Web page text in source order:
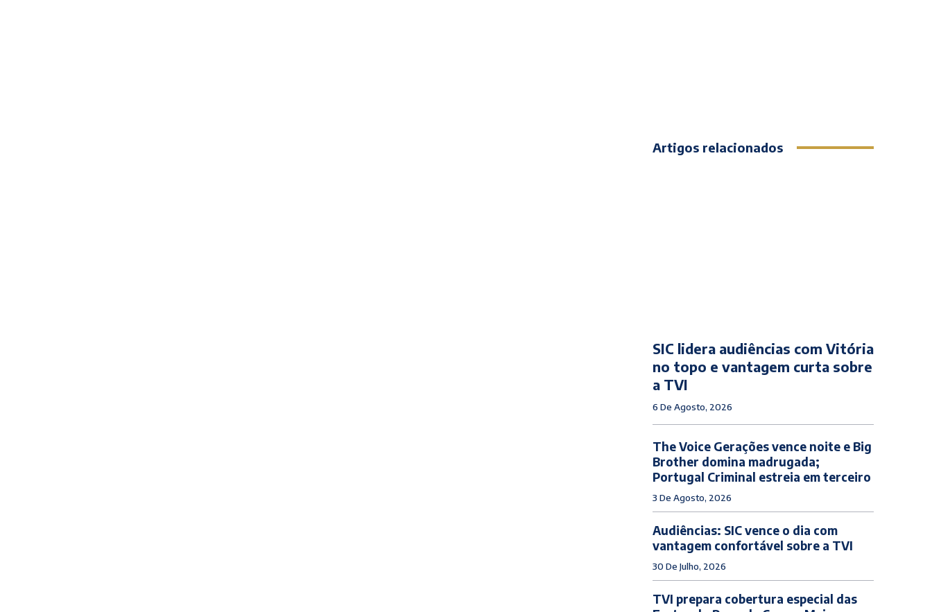
Artigos relacionados
SIC lidera audiências com Vitória
no topo e vantagem curta sobre
a TVI
6 De Agosto, 2026
The Voice Gerações vence noite e Big
Brother domina madrugada;
Portugal Criminal estreia em terceiro
3 De Agosto, 2026
Audiências: SIC vence o dia com
vantagem confortável sobre a TVI
30 De Julho, 2026
TVI prepara cobertura especial das